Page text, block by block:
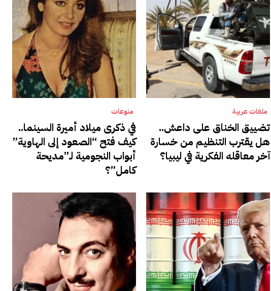
ملفات عربية
تضييق الخناق على داعش..
هل يقترب التنظيم من خسارة
آخر معاقله الفكرية في ليبيا؟
منوعات
في ذكرى ميلاد أميرة السينما..
كيف فتح “الصعود إلى الهاوية”
أبواب النجومية لـ”مديحة
كامل”؟